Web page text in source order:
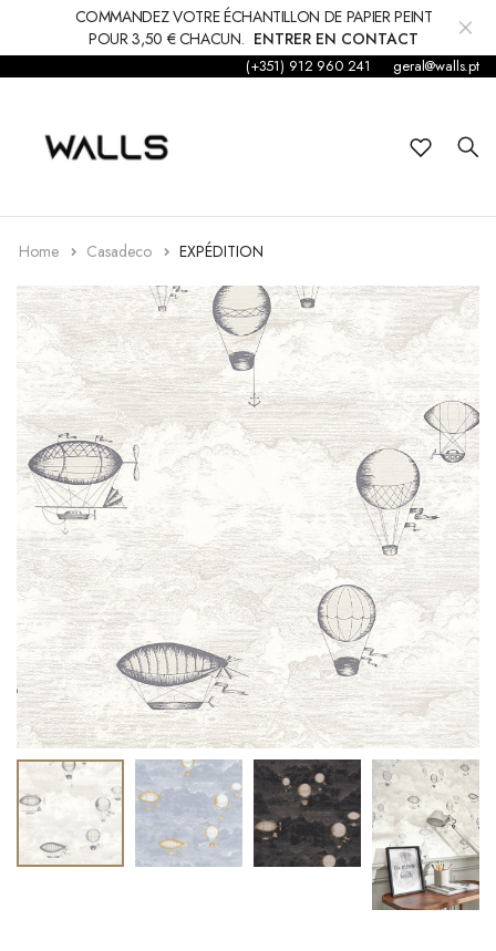
COMMANDEZ VOTRE ÉCHANTILLON DE PAPIER PEINT
POUR 3,50 € CHACUN. ENTRER EN CONTACT
(+351) 912 960 241 geral@walls.pt
Home Casadeco EXPÉDITION
Fond d'écran
Papier peint
Autocollant
Accessoires
Tapis et moquettes
décorations